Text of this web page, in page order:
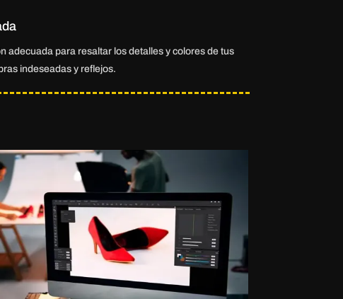
adecuada para resaltar los detalles y colores de tus
indeseadas y reflejos.